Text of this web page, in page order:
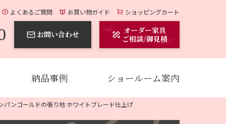
よくあるご質問 お買い物ガイド ショッピングカート
お問い合わせ
オーダー家具
ご相談/御見積
納品事例 ショールーム案内
パンゴールドの張り地 ホワイトブレード仕上げ